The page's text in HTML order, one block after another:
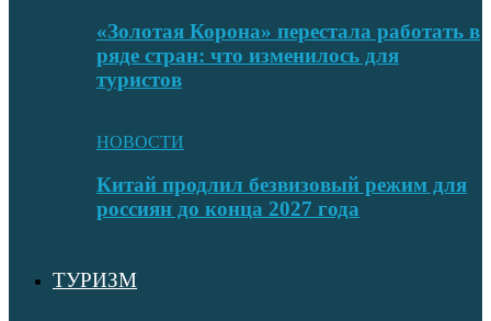
«Золотая Корона» перестала работать в
ряде стран: что изменилось для
туристов
НОВОСТИ
Китай продлил безвизовый режим для
россиян до конца 2027 года
ТУРИЗМ